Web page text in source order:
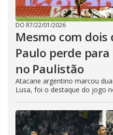
DO R7/22/01/2026
Mesmo com dois
Paulo perde
no Paulistão
Atacane argentino marcou
Lusa, foi o destaque do jogo